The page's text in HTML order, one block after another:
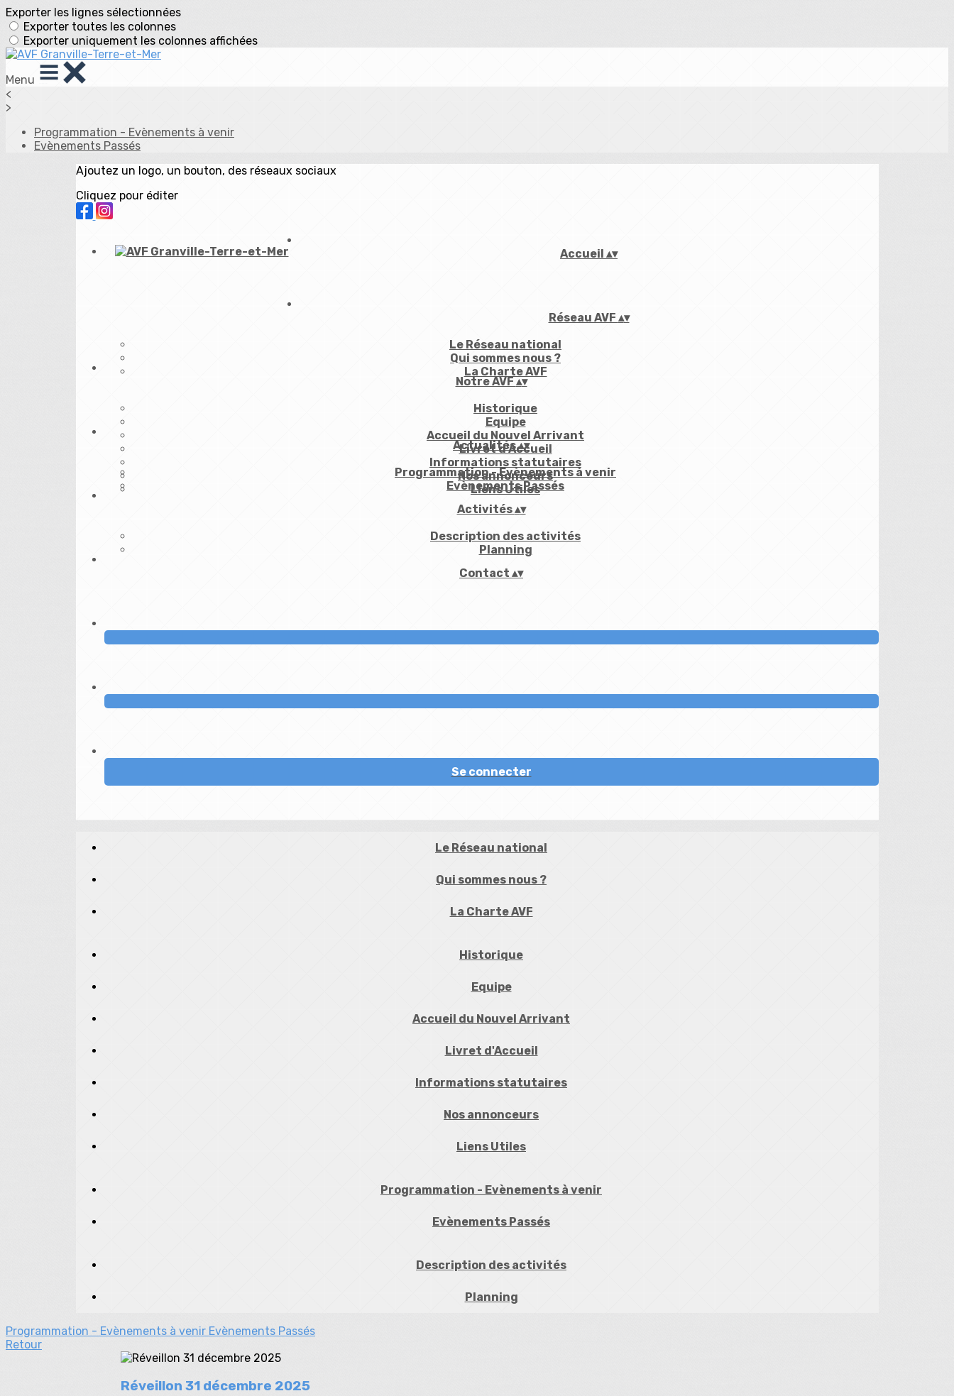
Exporter les lignes sélectionnées
Exporter toutes les colonnes
Exporter uniquement les colonnes affichées
Menu
<
>
Programmation - Evènements à venir
Evènements Passés
Ajoutez un logo, un bouton, des réseaux sociaux
Cliquez pour éditer
Accueil ▴▾
Réseau AVF ▴▾
Le Réseau national
Qui sommes nous ?
La Charte AVF
Notre AVF▴▾
Historique
Equipe
Accueil du Nouvel Arrivant
Livret d'Accueil
Informations statutaires
Nos annonceurs
Liens Utiles
Actualités▴▾
Programmation - Evènements à venir
Evènements Passés
Activités▴▾
Description des activités
Planning
Contact ▴▾
Se connecter
Le Réseau national
Qui sommes nous ?
La Charte AVF
Historique
Equipe
Accueil du Nouvel Arrivant
Livret d'Accueil
Informations statutaires
Nos annonceurs
Liens Utiles
Programmation - Evènements à venir
Evènements Passés
Description des activités
Planning
Programmation - Evènements à venir Evènements Passés
Retour
Réveillon 31 décembre 2025